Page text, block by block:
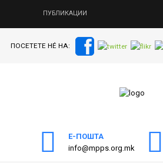
ПУБЛИКАЦИИ
ПУБЛИКАЦИИ
ПОСЕТЕТЕ НÉ НА:
Е-ПОШТА
info@mpps.org.mk